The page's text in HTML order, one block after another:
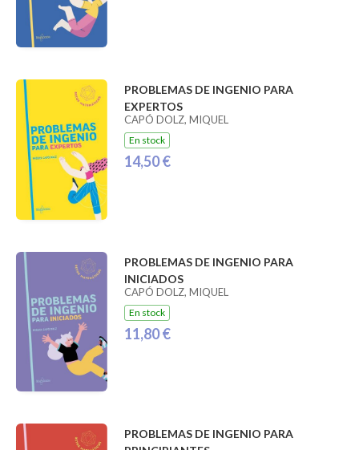
PROBLEMAS DE INGENIO PARA
EXPERTOS
CAPÓ DOLZ, MIQUEL
En stock
14,50 €
PROBLEMAS DE INGENIO PARA
INICIADOS
CAPÓ DOLZ, MIQUEL
En stock
11,80 €
PROBLEMAS DE INGENIO PARA